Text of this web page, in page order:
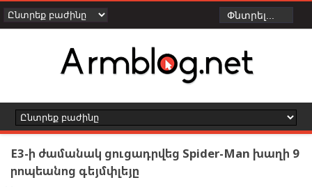
E3-ի ժամանակ ցուցադրվեց Spider-Man խաղի 9
րոպեանոց գեյմփլեյը